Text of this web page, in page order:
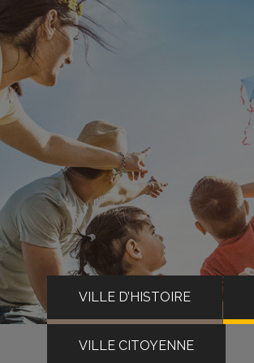
VILLE D’HISTOIRE
VILLE CITOYENNE